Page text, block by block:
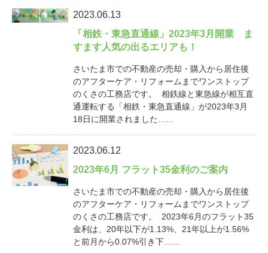
2023.06.13
「相鉄・東急直通線」2023年3月開業 ま
すます人気の出るエリアも！
さいたま市での不動産の売却・購入から居住後
のアフターケア・リフォームまでワンストップ
のくさの工務店です。 相鉄線と東急線が相互直
通運転する「相鉄・東急直通線」が2023年3月
18日に開業されました…...
2023.06.12
2023年6月 フラット35金利のご案内
さいたま市での不動産の売却・購入から居住後
のアフターケア・リフォームまでワンストップ
のくさの工務店です。 2023年6月のフラット35
金利は、20年以下が1.13%、21年以上が1.56%
と前月から0.07%引き下…...